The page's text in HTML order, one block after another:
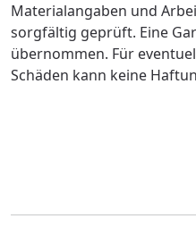
Materialangaben und
sorgfältig geprüft. Eine
übernommen. Für
Schäden kann keine